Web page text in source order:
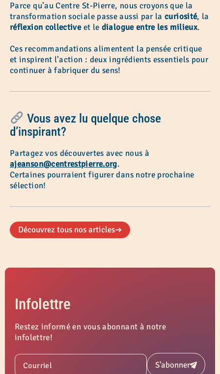
Parce qu’au Centre St-Pierre, nous croyons que la
transformation sociale passe aussi par lacuriosité, la
réflexion collectiveet le dialogue entre les milieux.
Ces recommandations alimentent la pensée critique
et inspirent l’action : deux ingrédients essentiels pour
continuer à fabriquer du sens!
Vous avez lu quelque chose
d’inspirant?
Partagez vos découvertes avec nous à
ajeanson@centrestpierre.org.
Certaines pourraient figurer dans notre prochaine
sélection!
Découvrez tous nos articles
Infolettre
Restez informé en vous abonnant à notre
infolettre!
Courriel S'abonnerSoumettre